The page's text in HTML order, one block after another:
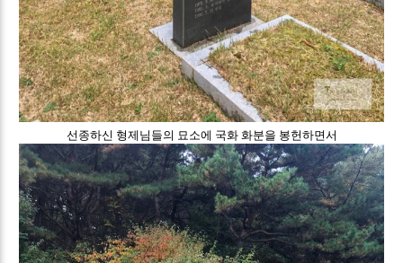
선종하신 형제님들의 묘소에 국화 화분을 봉헌하면서